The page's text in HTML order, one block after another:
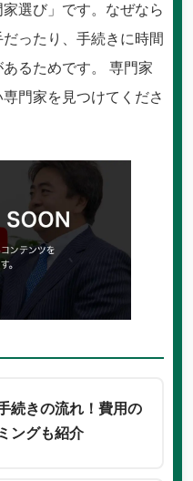
選び」です。なぜなら
ったり、手続きに時間
るためです。 専門家
門家を見つけてくださ
続きの流れ！費用の
ングも紹介